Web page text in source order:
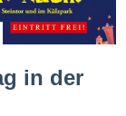
in der